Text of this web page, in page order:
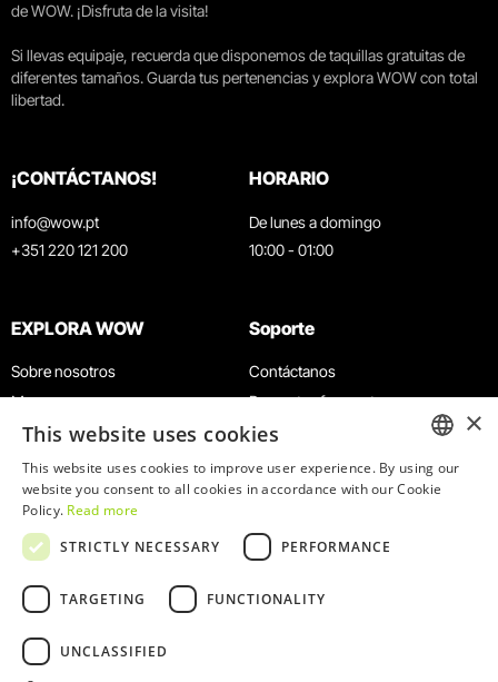
de WOW. ¡Disfruta de la visita!
Si llevas equipaje, recuerda que disponemos de taquillas gratuitas de
diferentes tamaños. Guarda tus pertenencias y explora WOW con total
libertad.
¡CONTÁCTANOS!
info@wow.pt
+351 220 121 200
HORARIO
De lunes a domingo
10:00 - 01:00
EXPLORA WOW
Sobre nosotros
Museos
Agenda
Noticias
Restaurantes
Tarjeta WOW
Grupos y eventos
Servicio educativo
Soporte
Contáctanos
Preguntas frecuentes
Términos y condiciones
Política de privacidad y cookies
Trabaja con nosotros
Libro de reclamaciones
ENGLISH
×
This website uses cookies
This website uses cookies to improve user experience. By using our
website you consent to all cookies in accordance with our Cookie
Policy. Read more
STRICTLY NECESSARY
PERFORMANCE
TARGETING FUNCTIONALITY
UNCLASSIFIED